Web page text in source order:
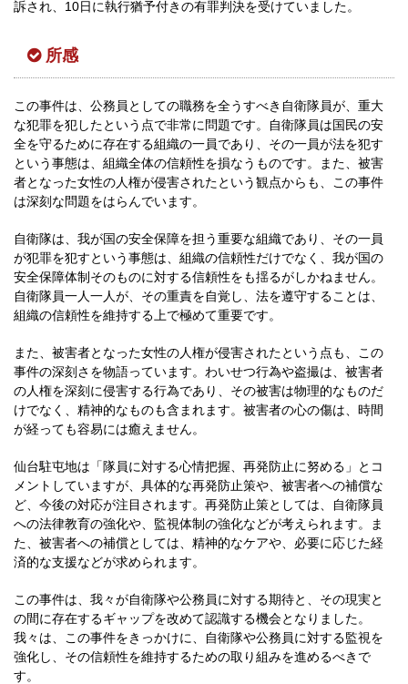
訴され、10日に執行猶予付きの有罪判決を受けていました。
所感
この事件は、公務員としての職務を全うすべき自衛隊員が、重大
な犯罪を犯したという点で非常に問題です。自衛隊員は国民の安
全を守るために存在する組織の一員であり、その一員が法を犯す
という事態は、組織全体の信頼性を損なうものです。また、被害
者となった女性の人権が侵害されたという観点からも、この事件
は深刻な問題をはらんでいます。
自衛隊は、我が国の安全保障を担う重要な組織であり、その一員
が犯罪を犯すという事態は、組織の信頼性だけでなく、我が国の
安全保障体制そのものに対する信頼性をも揺るがしかねません。
自衛隊員一人一人が、その重責を自覚し、法を遵守することは、
組織の信頼性を維持する上で極めて重要です。
また、被害者となった女性の人権が侵害されたという点も、この
事件の深刻さを物語っています。わいせつ行為や盗撮は、被害者
の人権を深刻に侵害する行為であり、その被害は物理的なものだ
けでなく、精神的なものも含まれます。被害者の心の傷は、時間
が経っても容易には癒えません。
仙台駐屯地は「隊員に対する心情把握、再発防止に努める」とコ
メントしていますが、具体的な再発防止策や、被害者への補償な
ど、今後の対応が注目されます。再発防止策としては、自衛隊員
への法律教育の強化や、監視体制の強化などが考えられます。ま
た、被害者への補償としては、精神的なケアや、必要に応じた経
済的な支援などが求められます。
この事件は、我々が自衛隊や公務員に対する期待と、その現実と
の間に存在するギャップを改めて認識する機会となりました。
我々は、この事件をきっかけに、自衛隊や公務員に対する監視を
強化し、その信頼性を維持するための取り組みを進めるべきで
す。